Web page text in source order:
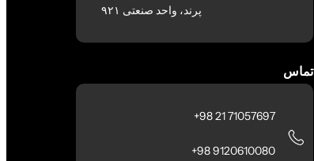
پرند، واحد صنعتی ۹۲۱
تماس
71057697 21 98+
9120610080 98+